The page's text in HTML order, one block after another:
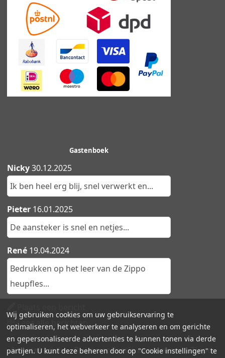
Gastenboek
Nicky30.12.2025
Ik ben heel erg blij, snel verwerkt en...
Pieter 16.01.2025
De aansteker is snel en netjes...
René 19.04.2024
Bedrukken op het leer van de Zippo
heupfles...
Lees alle berichten
Aanstekers.be - Ruime collectie aanstekers | Zippo,
Wij gebruiken cookies om uw gebruikservaring te
optimaliseren, het webverkeer te analyseren en om gerichte
en gepersonaliseerde advertenties te kunnen tonen via derde
partijen. U kunt deze beheren door op "Cookie instellingen" te